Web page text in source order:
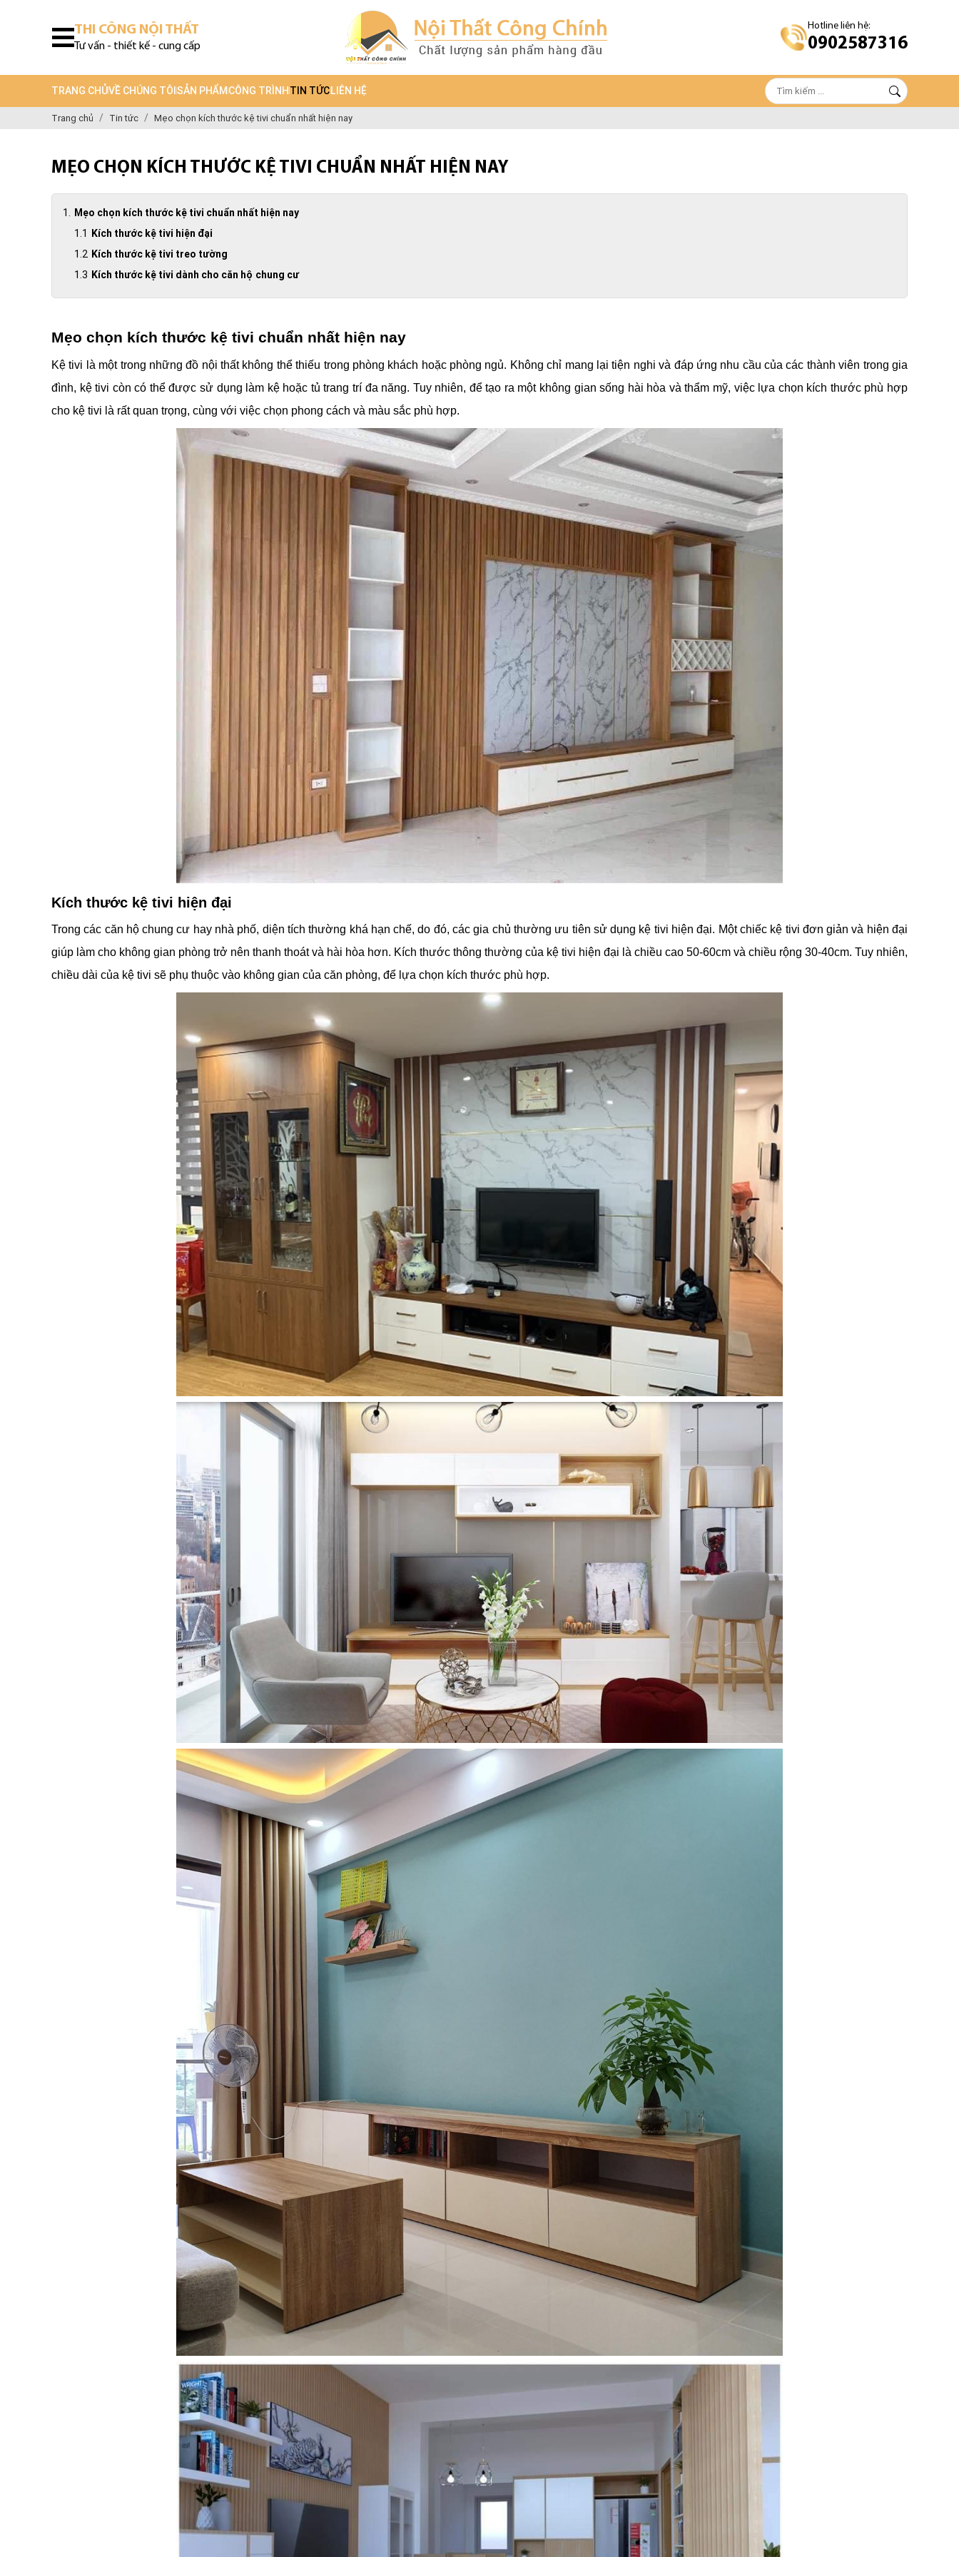
THI CÔNG NỘI THẤT
Tư vấn - thiết kế - cung cấp
Hotline liên hệ:
0902587316
TRANG CHỦVỀ CHÚNG TÔI SẢN PHẨM CÔNG TRÌNH TIN TỨCLIÊN HỆ
Trang chủ Tin tức Mẹo chọn kích thước kệ tivi chuẩn nhất hiện nay
MẸO CHỌN KÍCH THƯỚC KỆ TIVI CHUẨN NHẤT HIỆN NAY
Mẹo chọn kích thước kệ tivi chuẩn nhất hiện nay
Kích thước kệ tivi hiện đại
Kích thước kệ tivi treo tường
Kích thước kệ tivi dành cho căn hộ chung cư
Mẹo chọn kích thước kệ tivi chuẩn nhất hiện nay
Kệ tivi là một trong những đồ nội thất không thể thiếu trong phòng khách hoặc phòng ngủ. Không chỉ mang lại tiện nghi và đáp ứng nhu cầu của các thành viên trong gia
đình, kệ tivi còn có thể được sử dụng làm kệ hoặc tủ trang trí đa năng. Tuy nhiên, để tạo ra một không gian sống hài hòa và thẩm mỹ, việc lựa chọn kích thước phù hợp
cho kệ tivi là rất quan trọng, cùng với việc chọn phong cách và màu sắc phù hợp.
Kích thước kệ tivi hiện đại
Trong các căn hộ chung cư hay nhà phố, diện tích thường khá hạn chế, do đó, các gia chủ thường ưu tiên sử dụng kệ tivi hiện đại. Một chiếc kệ tivi đơn giản và hiện đại
giúp làm cho không gian phòng trở nên thanh thoát và hài hòa hơn. Kích thước thông thường của kệ tivi hiện đại là chiều cao 50-60cm và chiều rộng 30-40cm. Tuy nhiên,
chiều dài của kệ tivi sẽ phụ thuộc vào không gian của căn phòng, để lựa chọn kích thước phù hợp.